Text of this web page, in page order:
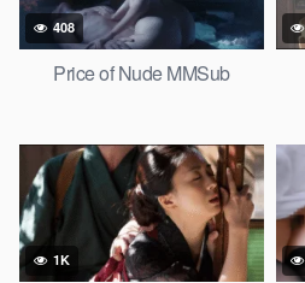
408
Price of Nude MMSub
1K